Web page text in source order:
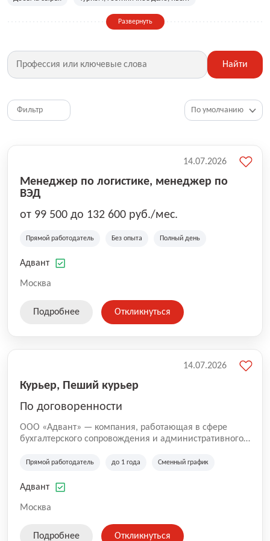
Дизайн, искусство, ивент
Фитнес, красота, спорт Страхование
Медицина, фармацевтика Маркетинг, PR, реклама
HR, управление персоналом
Топ менеджмент, руководители
Развернуть
Найти
Фильтр
Менеджер по логистике, менеджер по
ВЭД
от 99 500 до 132 600 руб./мес.
Прямой работодатель Без опыта Полный день
Адвант
Москва
14.07.2026
Подробнее Откликнуться
Курьер, Пеший курьер
По договоренности
ООО «Адвант» — компания, работающая в сфере
бухгалтерского сопровождения и административного
зарегистрирована в Санкт-Петербурге и
лиц и коммерческих организаций.
Прямой работодатель до 1 года Сменный график
Адвант
Москва
14.07.2026
Подробнее Откликнуться